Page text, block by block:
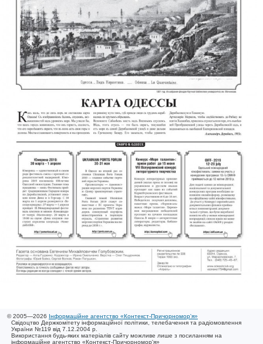
© 2005—2026
Інформаційне агентство «Контекст-Причорномор'я»
Свідоцтво Держкомітету інформаційної політики, телебачення та радіомовлення
України №119 від 7.12.2004 р.
Використання будь-яких матеріалів сайту можливе лише з посиланням на
інформаційне агентство «Контекст-Причорномор'я»